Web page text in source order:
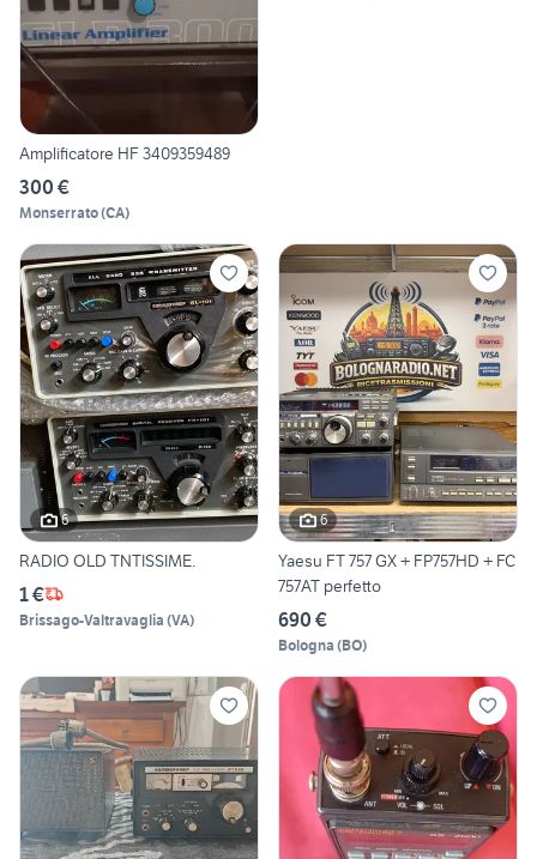
Amplificatore HF 3409359489
300 €
Monserrato(CA)
6
RADIO OLD TNTISSIME.
1 €
Brissago-Valtravaglia (VA)
6
Yaesu FT 757 GX + FP757HD + FC
757AT perfetto
690 €
Bologna (BO)